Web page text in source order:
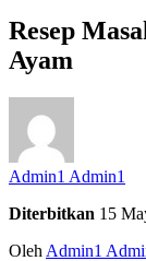
Resep
Ayam
Admin1 Admin1
Diterbitkan 15
Oleh Admin1